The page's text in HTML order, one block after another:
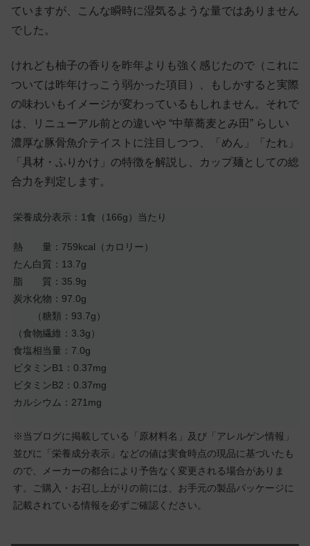
ていますが、こんな瞬時に湿気るような量ではありません
でした。
けれども柚子の香りを昨年よりも強く感じたので（これに
ついては昨年けっこう弱かった項目）、もしかすると実際
の味わいもイメージが変わっているもしれません。それで
は、リニューアル前との違いや “中華蕎麦とみ田” らしい
濃厚な豚骨魚介テイストに注目しつつ、「めん」「たれ」
「具材・ふりかけ」の特徴を解説し、カップ麺としての総
合力を判定します。
栄養成分表示：1食（166g）当たり
熱 量：759kcal（カロリー）
たん白質：13.7g
脂 質：35.9g
炭水化物：97.0g
（糖類：93.7g）
（食物繊維：3.3g）
食塩相当量：7.0g
ビタミンB1：0.37mg
ビタミンB2：0.37mg
カルシウム：271mg
※当ブログに掲載している「原材料名」及び「アレルゲン情報」
並びに「栄養成分表示」などの値は実食時点の現品に基づいたも
ので、メーカーの都合により予告なく変更される場合がありま
す。ご購入・お召し上がりの前には、お手元の製品パッケージに
記載されている情報を必ずご確認ください。